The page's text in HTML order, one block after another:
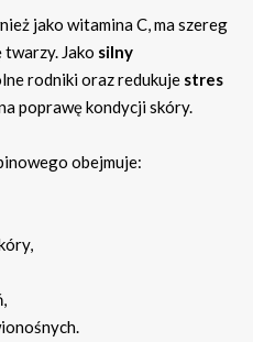
jako witamina C, ma szereg
Jako silny
rodniki oraz redukuje stres
poprawę kondycji skóry.
obejmuje: